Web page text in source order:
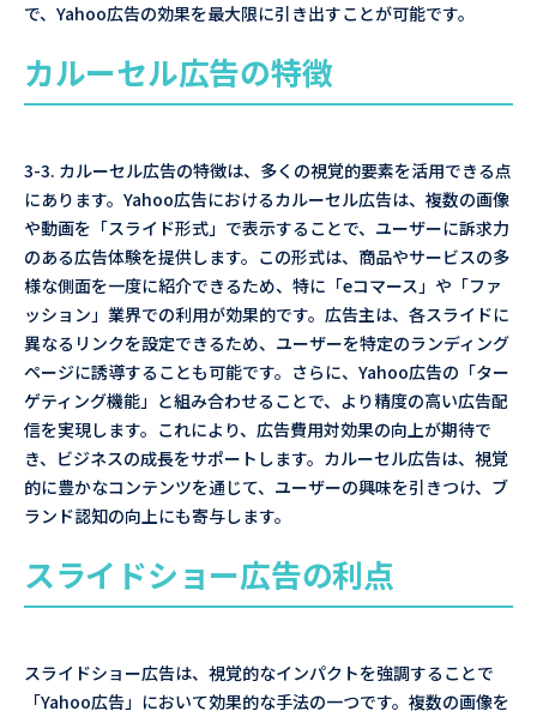
で、Yahoo広告の効果を最大限に引き出すことが可能です。
カルーセル広告の特徴
3-3. カルーセル広告の特徴は、多くの視覚的要素を活用できる点
にあります。Yahoo広告におけるカルーセル広告は、複数の画像
や動画を「スライド形式」で表示することで、ユーザーに訴求力
のある広告体験を提供します。この形式は、商品やサービスの多
様な側面を一度に紹介できるため、特に「eコマース」や「ファ
ッション」業界での利用が効果的です。広告主は、各スライドに
異なるリンクを設定できるため、ユーザーを特定のランディング
ページに誘導することも可能です。さらに、Yahoo広告の「ター
ゲティング機能」と組み合わせることで、より精度の高い広告配
信を実現します。これにより、広告費用対効果の向上が期待で
き、ビジネスの成長をサポートします。カルーセル広告は、視覚
的に豊かなコンテンツを通じて、ユーザーの興味を引きつけ、ブ
ランド認知の向上にも寄与します。
スライドショー広告の利点
スライドショー広告は、視覚的なインパクトを強調することで
「Yahoo広告」において効果的な手法の一つです。複数の画像を